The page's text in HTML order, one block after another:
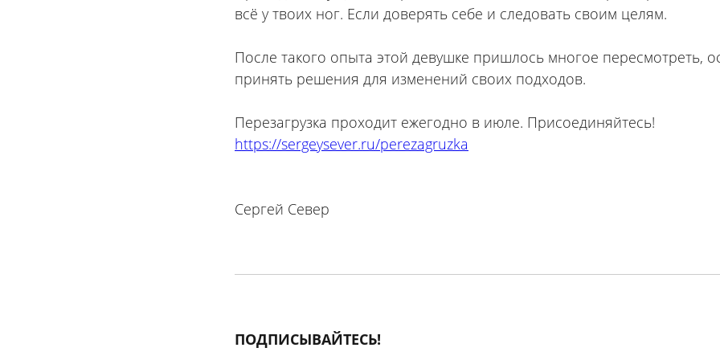
всё у твоих ног. Если доверять себе и следовать своим целям.
После такого опыта этой девушке пришлось многое пересмотреть,
принять решения для изменений своих подходов.
Перезагрузка проходит ежегодно в июле. Присоединяйтесь!
https://sergeysever.ru/perezagruzka
Сергей Север
ПОДПИСЫВАЙТЕСЬ!